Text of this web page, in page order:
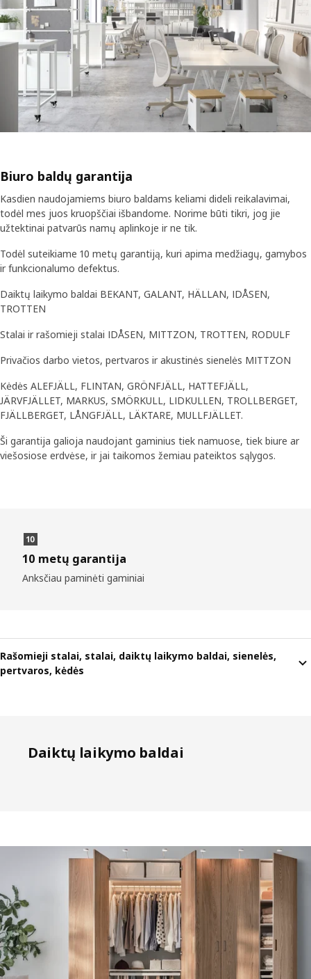
Biuro baldų garantija
Kasdien naudojamiems biuro baldams keliami dideli reikalavimai,
todėl mes juos kruopščiai išbandome. Norime būti tikri, jog jie
užtektinai patvarūs namų aplinkoje ir ne tik.
Todėl suteikiame 10 metų garantiją, kuri apima medžiagų, gamybos
ir funkcionalumo defektus.
Daiktų laikymo baldai BEKANT, GALANT, HÄLLAN, IDÅSEN,
TROTTEN
Stalai ir rašomieji stalai IDÅSEN, MITTZON, TROTTEN, RODULF
Privačios darbo vietos, pertvaros ir akustinės sienelės MITTZON
Kėdės ALEFJÄLL, FLINTAN, GRÖNFJÄLL, HATTEFJÄLL,
JÄRVFJÄLLET, MARKUS, SMÖRKULL, LIDKULLEN, TROLLBERGET,
FJÄLLBERGET, LÅNGFJÄLL, LÄKTARE, MULLFJÄLLET.
Ši garantija galioja naudojant gaminius tiek namuose, tiek biure ar
viešosiose erdvėse, ir jai taikomos žemiau pateiktos sąlygos.
10 metų garantija
Anksčiau paminėti gaminiai
Rašomieji stalai, stalai, daiktų laikymo baldai, sienelės,
pertvaros, kėdės
Daiktų laikymo baldai